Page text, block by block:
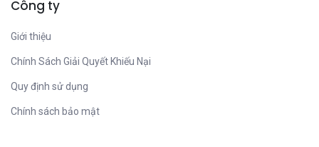
Công ty
Giới thiệu
Chính Sách Giải Quyết Khiếu Nại
Quy định sử dụng
Chính sách bảo mật